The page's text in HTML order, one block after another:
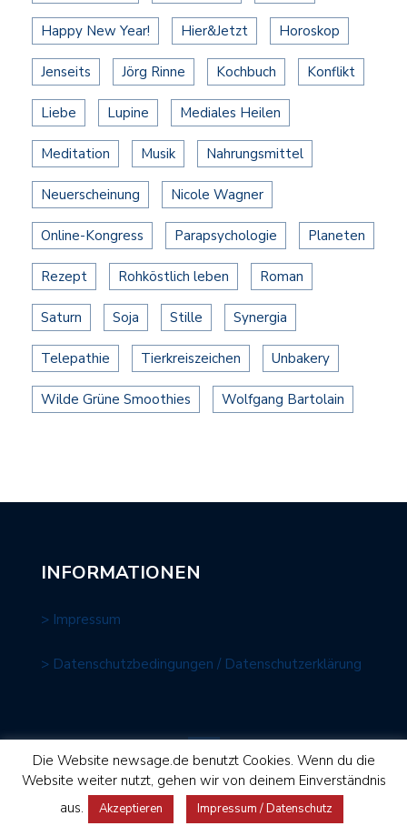
Happy New Year! Hier&Jetzt Horoskop
Jenseits Jörg Rinne Kochbuch Konflikt
Liebe Lupine Mediales Heilen
Meditation Musik Nahrungsmittel
Neuerscheinung Nicole Wagner
Online-Kongress Parapsychologie Planeten
Rezept Rohköstlich leben Roman
Saturn Soja Stille Synergia
Telepathie Tierkreiszeichen Unbakery
Wilde Grüne Smoothies Wolfgang Bartolain
INFORMATIONEN
> Impressum
> Datenschutzbedingungen / Datenschutzerklärung
NEWS AGE Media GmbH © 2026 | Gestaltung und Umsetzung:
fontfront.com
Die Website newsage.de benutzt Cookies. Wenn du die
Website weiter nutzt, gehen wir von deinem Einverständnis
aus.
Akzeptieren Impressum / Datenschutz